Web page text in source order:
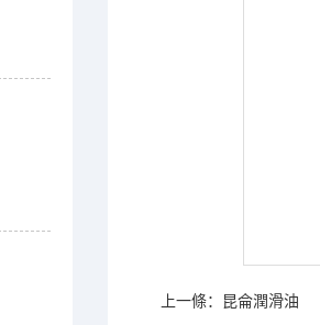
上一條： 昆侖潤滑油